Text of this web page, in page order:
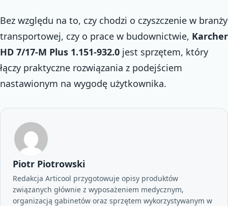
Bez względu na to, czy chodzi o czyszczenie w branży
transportowej, czy o prace w budownictwie, Karcher
HD 7/17-M Plus 1.151-932.0 jest sprzętem, który
łączy praktyczne rozwiązania z podejściem
nastawionym na wygodę użytkownika.
Piotr Piotrowski
Redakcja Articool przygotowuje opisy produktów
związanych głównie z wyposażeniem medycznym,
organizacją gabinetów oraz sprzętem wykorzystywanym w